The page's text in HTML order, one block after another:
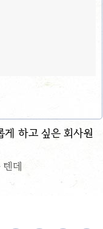
게 하고 싶은 회사원
텐데